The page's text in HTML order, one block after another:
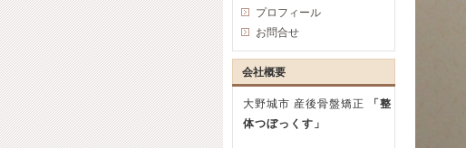
プロフィール
お問合せ
会社概要
大野城市 産後骨盤矯正
「整
体つぼっくす」